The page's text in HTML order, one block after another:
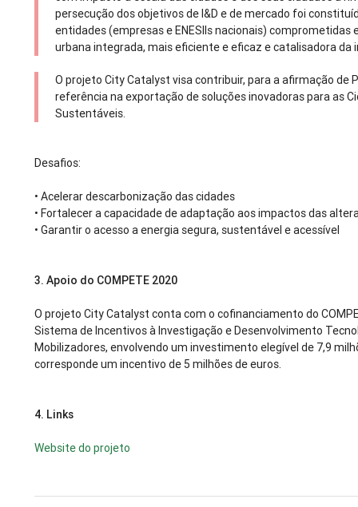
persecução dos objetivos de I&D e de mercado foi
entidades (empresas e ENESIIs nacionais)
urbana integrada, mais eficiente e eficaz e catalisadora
O projeto City Catalyst visa contribuir, para a afirmação de
referência na exportação de soluções inovadoras para as
Sustentáveis.
Desafios:
• Acelerar descarbonização das cidades
• Fortalecer a capacidade de adaptação aos impactos das
• Garantir o acesso a energia segura, sustentável e acessível
3. Apoio do COMPETE 2020
O projeto City Catalyst conta com o cofinanciamento do
Sistema de Incentivos à Investigação e Desenvolvimento
Mobilizadores, envolvendo um investimento elegível de 7,9
corresponde um incentivo de 5 milhões de euros.
4. Links
Website do projeto